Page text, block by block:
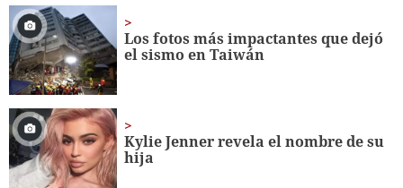
minute,
56
seconds
Los fotos más impactantes que dejó
el sismo en Taiwán
Kylie Jenner revela el nombre de su
hija